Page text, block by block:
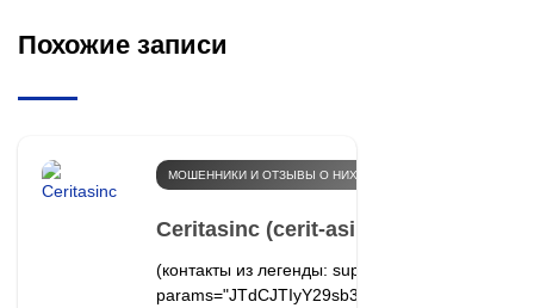
Похожие записи
МОШЕННИКИ И ОТЗЫВЫ О НИХ
Ceritasinc (cerit-asinc.link) отзывы:
(контакты из легенды: